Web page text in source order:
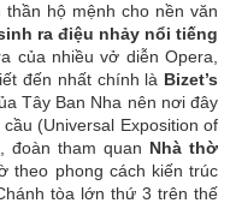
hộ mệnh cho nền văn
ra điệu nhảy nổi tiếng
của nhiều vở diễn Opera,
đến nhất chính là Bizet’s
Tây Ban Nha nên nơi đây
(Universal Exposition of
đoàn tham quan Nhà thờ
theo phong cách kiến trúc
tòa lớn thứ 3 trên thế